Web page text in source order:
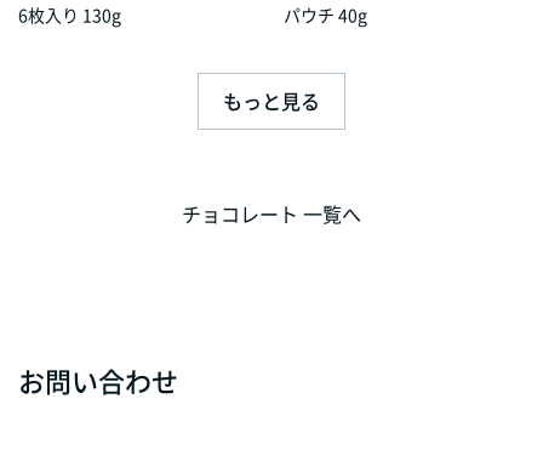
6枚入り 130g
パウチ 40g
もっと見る
チョコレート 一覧へ
お問い合わせ